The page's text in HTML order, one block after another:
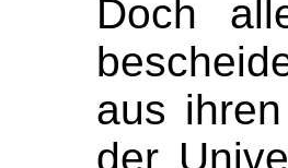
Doch
aus
der